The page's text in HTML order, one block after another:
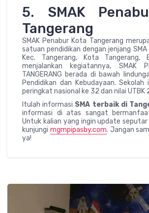
5. SMAK
Tangerang
SMAK Penabur Kota Tangerang
satuan pendidikan dengan jenjang SMA
Kec. Tangerang, Kota Tangerang,
menjalankan kegiatannya, SMAK
TANGERANG berada di bawah
Pendidikan dan Kebudayaan. Sekolah
peringkat nasional ke 32 dan nilai UTBK
Itulah informasi SMA terbaik di
informasi di atas sangat
Untuk kalian yang ingin update seputar
kunjungi mgmpipasby.com. Jangan
ya!